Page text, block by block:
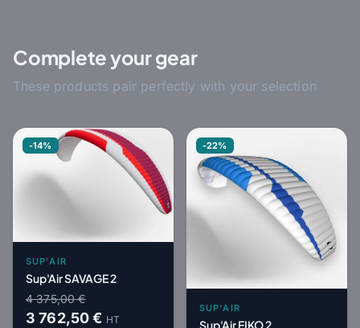
Complete your gear
These products pair perfectly with your selection
-14%
SUP'AIR
Sup'Air SAVAGE 2
4 375,00 €
3 762,50 € HT
-22%
SUP'AIR
Sup'Air EIKO 2